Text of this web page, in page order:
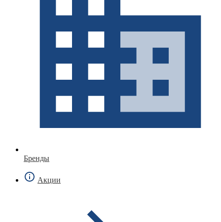
Бренды
Акции